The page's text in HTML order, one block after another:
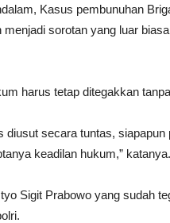
Kasus pembunuhan
sorotan yang luar
harus tetap ditegakkan
diusut secara tuntas,
keadilan hukum,” katanya.
Sigit Prabowo yang sudah